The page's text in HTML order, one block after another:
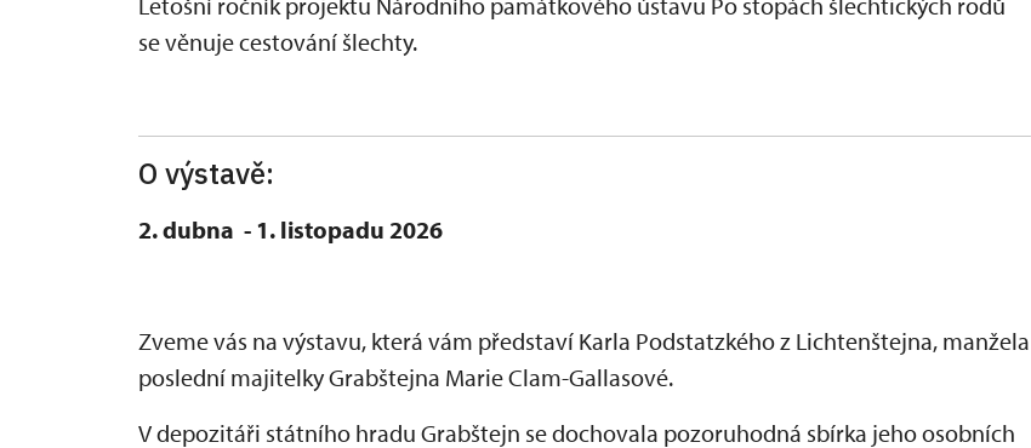
se věnuje cestování šlechty.
O výstavě:
2. dubna - 1. listopadu 2026
Zveme vás na výstavu, která vám představí Karla Podstatzkého z Lichtenštejna, manžela
poslední majitelky Grabštejna Marie Clam-Gallasové.
V depozitáři státního hradu Grabštejn se dochovala pozoruhodná sbírka jeho osobních